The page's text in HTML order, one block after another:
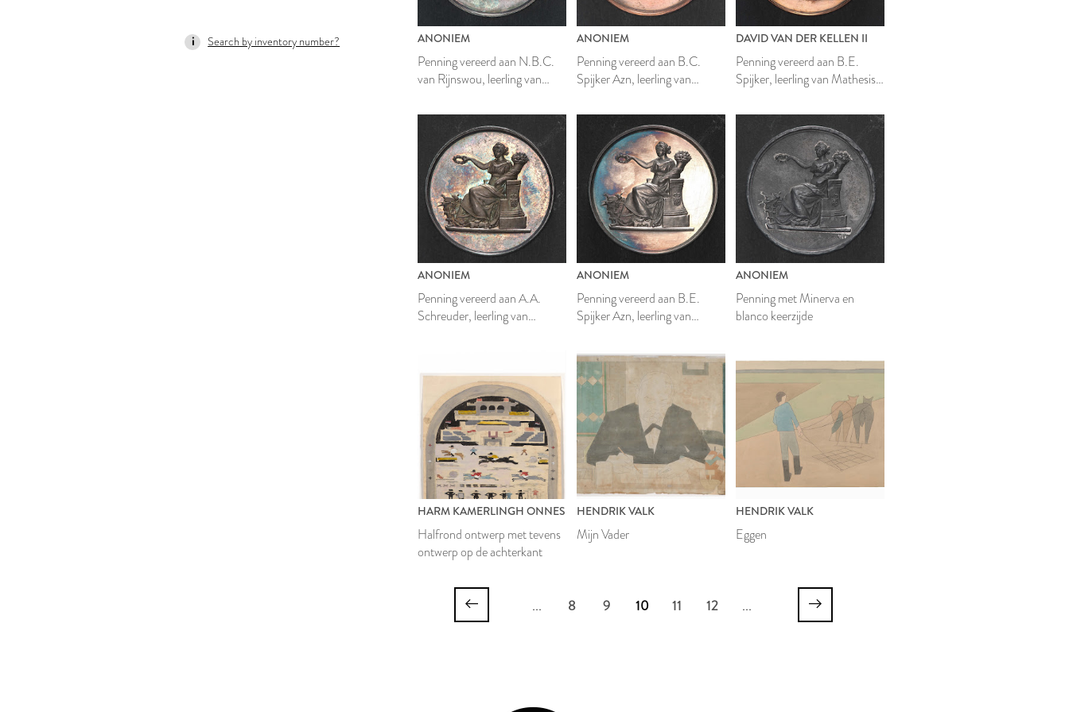
Search by inventory number? ANONIEM
Penning vereerd aan N.B.C.
van Rijnswou, leerling van
ANONIEM
Penning vereerd aan B.C.
Spijker Azn, leerling van
DAVID VAN DER KELLEN II
Penning vereerd aan B.E.
Spijker, leerling van Mathesis
ANONIEM
Penning vereerd aan A.A.
Schreuder, leerling van
ANONIEM
Penning vereerd aan B.E.
Spijker Azn, leerling van
ANONIEM
Penning met Minerva en
blanco keerzijde
HARM KAMERLINGH ONNES
Halfrond ontwerp met tevens
ontwerp op de achterkant
HENDRIK VALK
Mijn Vader
HENDRIK VALK
Eggen
... 8 9 10 11 12 ...